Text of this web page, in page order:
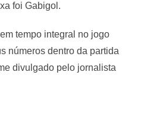
foi Gabigol.
tempo integral no jogo
números dentro da partida
divulgado pelo jornalista